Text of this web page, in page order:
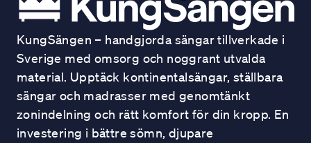
KungSängen – handgjorda sängar tillverkade i
Sverige med omsorg och noggrant utvalda
material. Upptäck kontinentalsängar, ställbara
sängar och madrasser med genomtänkt
zonindelning och rätt komfort för din kropp. En
investering i bättre sömn, djupare